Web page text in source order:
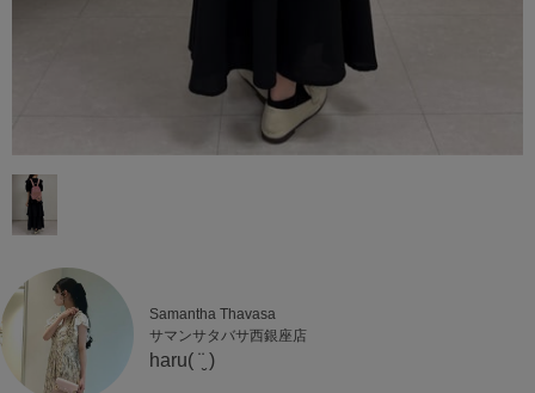
Samantha Thavasa
サマンサタバサ西銀座店
haru( ¨̮ )